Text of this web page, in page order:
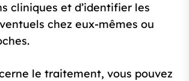
cliniques et d’identifier les
chez eux-mêmes ou
le traitement, vous pouvez